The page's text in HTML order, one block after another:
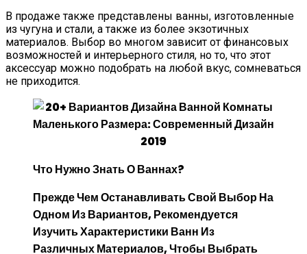
В продаже также представлены ванны, изготовленные
из чугуна и стали, а также из более экзотичных
материалов. Выбор во многом зависит от финансовых
возможностей и интерьерного стиля, но то, что этот
аксессуар можно подобрать на любой вкус, сомневаться
не приходится.
Что Нужно Знать О Ваннах?
Прежде Чем Останавливать Свой Выбор На
Одном Из Вариантов, Рекомендуется
Изучить Характеристики Ванн Из
Различных Материалов, Чтобы Выбрать